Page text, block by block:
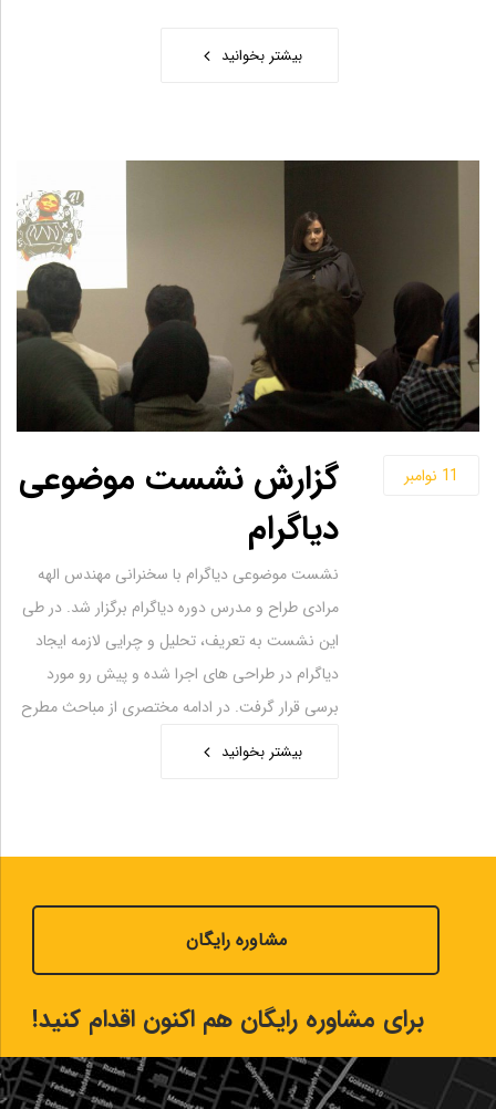
بیشتر بخوانید
11 نوامبر
گزارش نشست موضوعی
دیاگرام
نشست موضوعی دیاگرام با سخنرانی مهندس الهه
مرادی طراح و مدرس دوره دیاگرام برگزار شد. در طی
این نشست به تعریف، تحلیل و چرایی لازمه ایجاد
دیاگرام در طراحی های اجرا شده و پیش رو مورد
برسی قرار گرفت. در ادامه مختصری از مباحث مطرح
بیشتر بخوانید
مشاوره رایگان
برای مشاوره رایگان هم اکنون اقدام کنید!